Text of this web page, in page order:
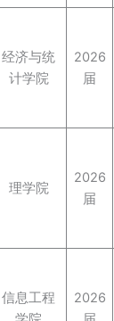
经济与统
计学院
2026
届
理学院
2026
届
信息工程
2026